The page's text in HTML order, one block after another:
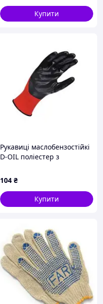
Купити
Рукавиці маслобензостійкі
D-OIL поліестер з
долоні, розмір 10, червоні
DOLONI
104 ₴
Купити